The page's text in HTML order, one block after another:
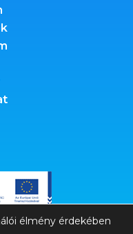
élmény érdekében